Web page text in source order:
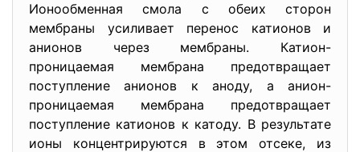
Ионообменная смола с обеих сторон
мембраны усиливает перенос катионов и
анионов через мембраны. Катион-
проницаемая мембрана предотвращает
поступление анионов к аноду, а анион-
проницаемая мембрана предотвращает
поступление катионов к катоду. В результате
ионы концентрируются в этом отсеке, из